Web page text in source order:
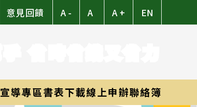
意見回饋 A - A A + EN
宣導專區書表下載線上申辦聯絡簿